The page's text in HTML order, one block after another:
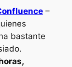
–
bastante